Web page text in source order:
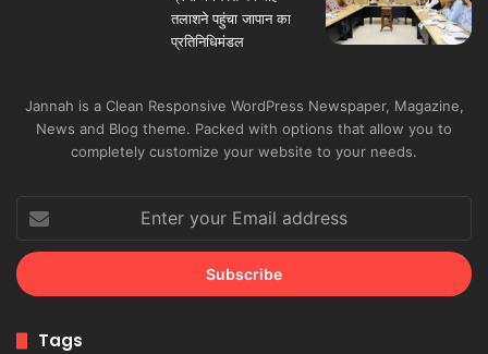
Jannah is a Clean Responsive WordPress Newspaper, Magazine,
News and Blog theme. Packed with options that allow you to
completely customize your website to your needs.
your
Email
address
Tags